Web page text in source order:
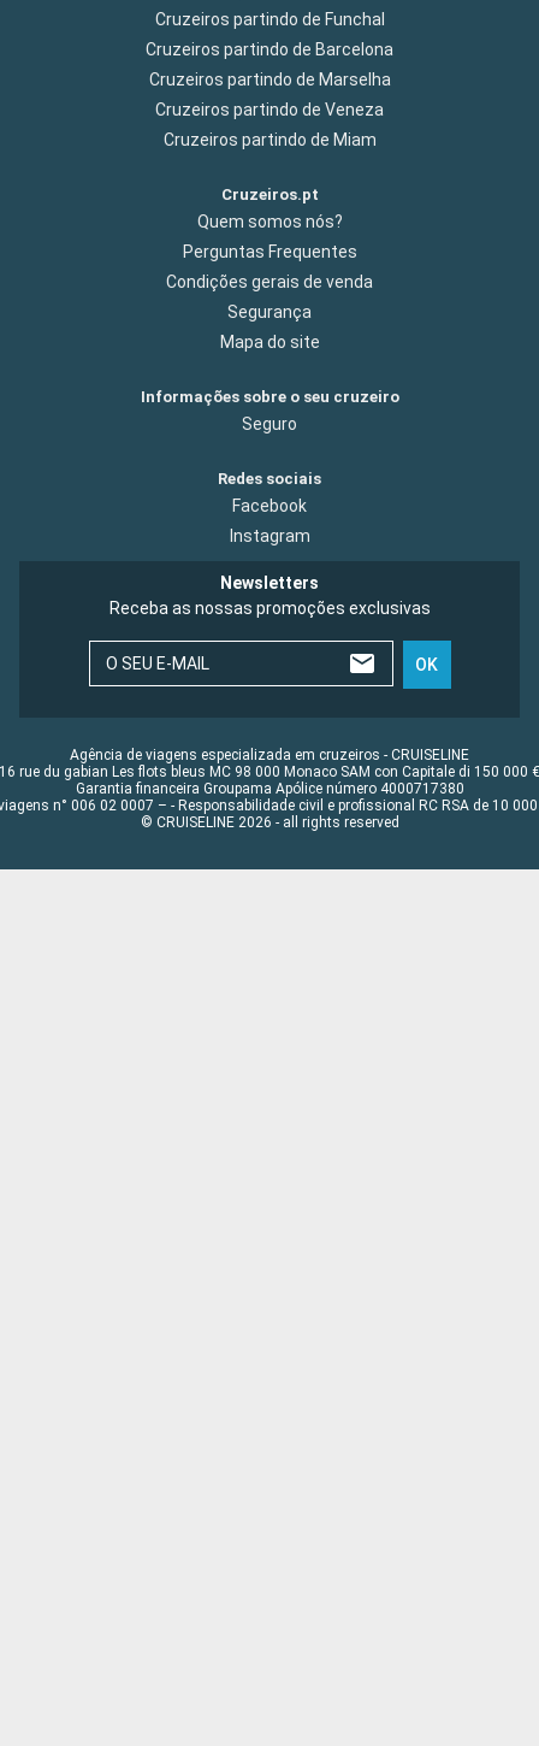
Cruzeiros partindo de Funchal
Cruzeiros partindo de Barcelona
Cruzeiros partindo de Marselha
Cruzeiros partindo de Veneza
Cruzeiros partindo de Miam
Cruzeiros.pt
Quem somos nós?
Perguntas Frequentes
Condições gerais de venda
Segurança
Mapa do site
Informações sobre o seu cruzeiro
Seguro
Redes sociais
Facebook
Instagram
Newsletters
Receba as nossas promoções exclusivas
O SEU E-MAIL OK
Agência de viagens especializada em cruzeiros - CRUISELINE
16 rue du gabian Les flots bleus MC 98 000 Monaco SAM con Capitale di 150 000 €
Garantia financeira Groupama Apólice número 4000717380
n° 006 02 0007 – - Responsabilidade civil e profissional RC RSA de 10 000
© CRUISELINE 2026 - all rights reserved